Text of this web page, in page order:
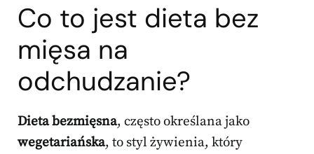
Co to jest dieta bez
mięsa na
odchudzanie?
Dieta bezmięsna, często określana jako
wegetariańska, to styl żywienia, który